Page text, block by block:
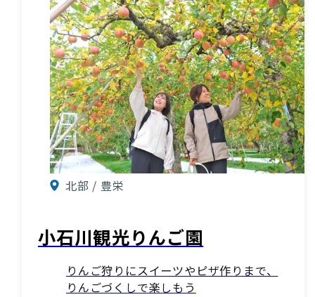
北部 / 豊栄
小石川観光りんご園
りんご狩りにスイーツやピザ作りまで、
りんごづくしで楽しもう